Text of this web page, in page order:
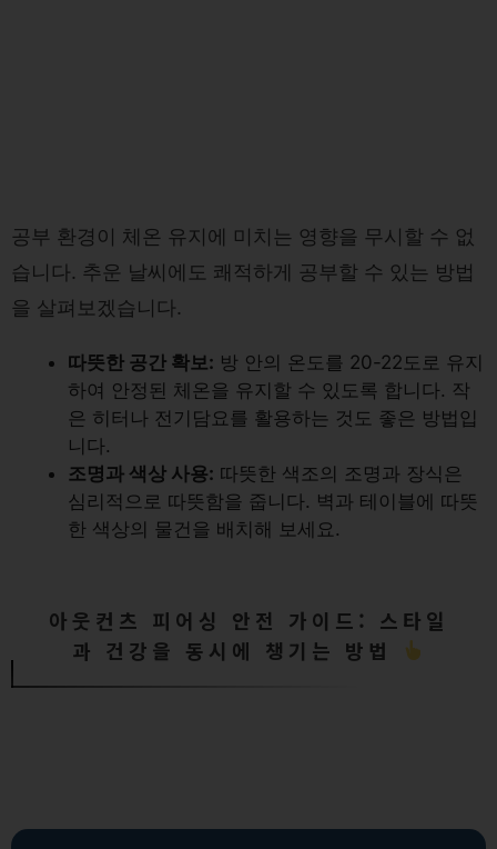
공부 환경이 체온 유지에 미치는 영향을 무시할 수 없
습니다. 추운 날씨에도 쾌적하게 공부할 수 있는 방법
을 살펴보겠습니다.
따뜻한 공간 확보: 방 안의 온도를 20-22도로 유지
하여 안정된 체온을 유지할 수 있도록 합니다. 작
은 히터나 전기담요를 활용하는 것도 좋은 방법입
니다.
조명과 색상 사용: 따뜻한 색조의 조명과 장식은
심리적으로 따뜻함을 줍니다. 벽과 테이블에 따뜻
한 색상의 물건을 배치해 보세요.
아웃컨츠 피어싱 안전 가이드: 스타일
과 건강을 동시에 챙기는 방법